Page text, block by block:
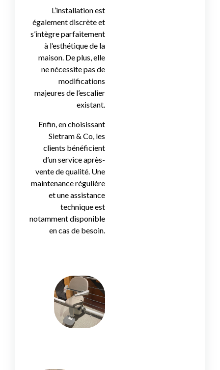
L’installation est
également discrète et
s’intègre parfaitement
à l’esthétique de la
maison. De plus, elle
ne nécessite pas de
modifications
majeures de l’escalier
existant.
Enfin, en choisissant
Sietram & Co, les
clients bénéficient
d’un service après-
vente de qualité. Une
maintenance régulière
et une assistance
technique est
notamment disponible
en cas de besoin.